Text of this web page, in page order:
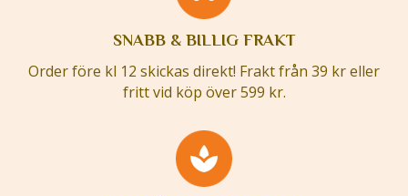
SNABB & BILLIG FRAKT
Order före kl 12 skickas direkt! Frakt från 39 kr eller
fritt vid köp över 599 kr.